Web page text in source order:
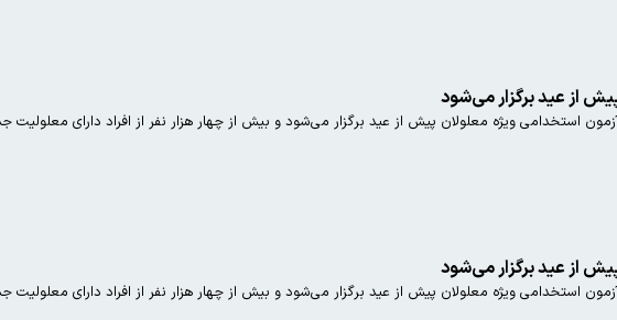
از عید برگزار می‌شود
استخدامی ویژه معلولان پیش از عید برگزار می‌شود و بیش از چهار هزار نفر از افراد دارای
از عید برگزار می‌شود
استخدامی ویژه معلولان پیش از عید برگزار می‌شود و بیش از چهار هزار نفر از افراد دارای